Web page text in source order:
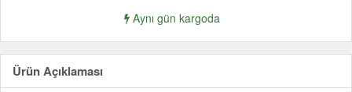
Aynı gün kargoda
Ürün Açıklaması